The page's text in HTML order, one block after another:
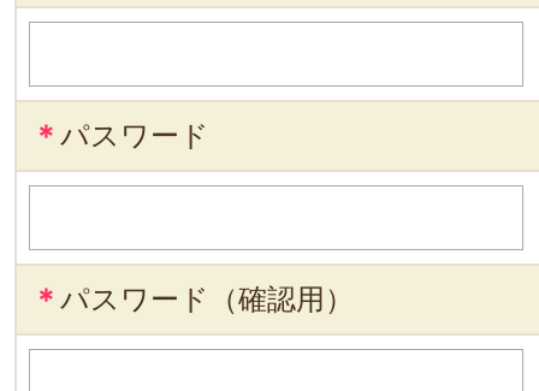
＊ パスワード
＊ パスワード（確認用）